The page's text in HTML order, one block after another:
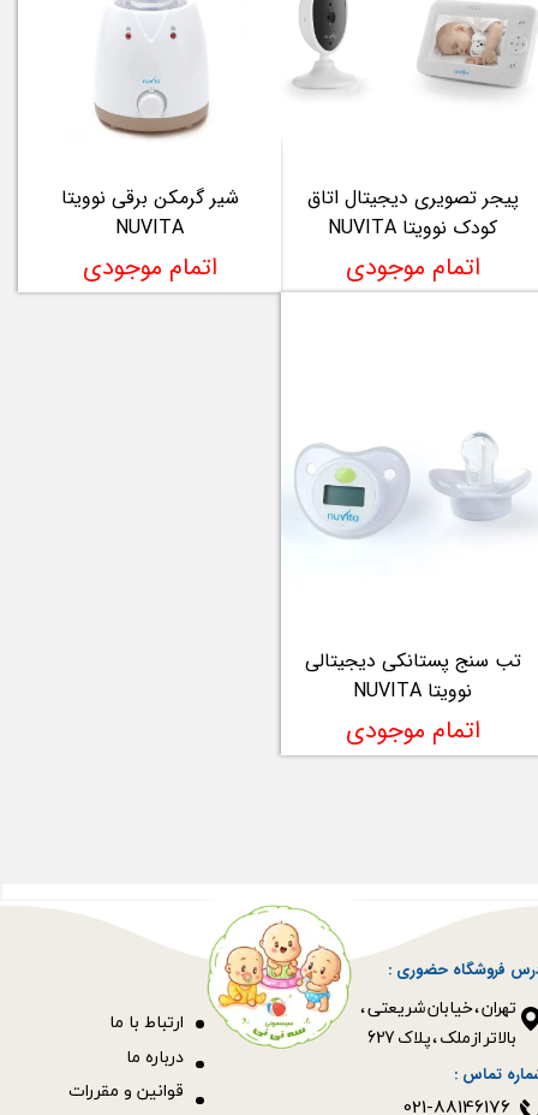
پیجر تصویری دیجیتال اتاق
کودک نوویتا NUVITA
اتمام موجودی
شیر گرمکن برقی نوویتا
NUVITA
اتمام موجودی
تب سنج پستانکی دیجیتالی
نوویتا NUVITA
اتمام موجودی
فروشگاه حضوری :
​​​​​​​تهران ، خیابان شریعتی ،
بالاتر از ملک ، پلاک 627​​​​​​​
قوانین و مقررات
ارتباط با ما
درباره ما
تماس :